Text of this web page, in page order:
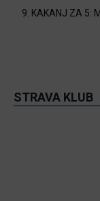
9. KAKANJ ZA 5:
STRAVA KLUB